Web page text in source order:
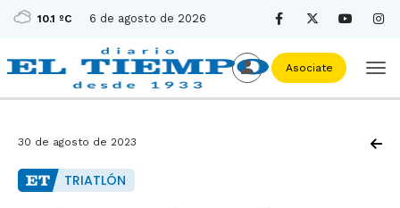
10.1 ºC 6 de agosto de 2026
Asociate
30 de agosto de 2023
TRIATLÓN